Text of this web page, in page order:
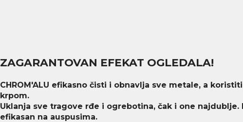
ZAGARANTOVAN EFEKAT OGLEDALA!
CHROM'ALU efikasno čisti i obnavlja sve metale, a
krpom.
Uklanja sve tragove rđe i ogrebotina, čak i one najdublje.
efikasan na auspusima.